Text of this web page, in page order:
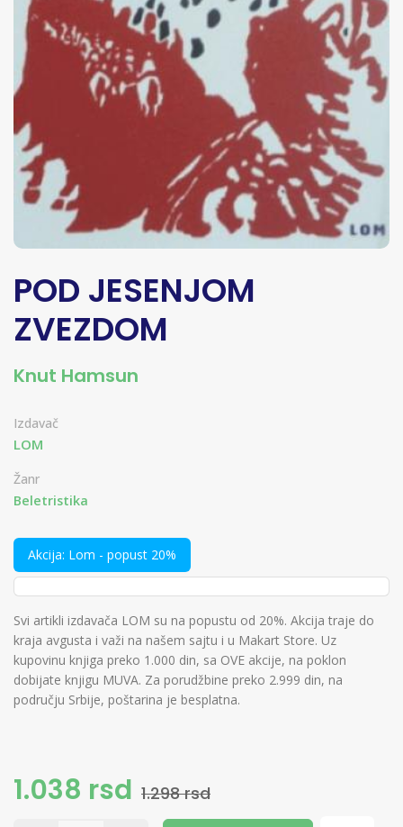
POD JESENJOM
ZVEZDOM
Knut Hamsun
Izdavač
LOM
Žanr
Beletristika
Akcija: Lom - popust 20%
Svi artikli izdavača LOM su na popustu od 20%. Akcija traje do
kraja avgusta i važi na našem sajtu i u Makart Store. Uz
kupovinu knjiga preko 1.000 din, sa OVE akcije, na poklon
dobijate knjigu MUVA. Za porudžbine preko 2.999 din, na
području Srbije, poštarina je besplatna.
1.038 rsd 1.298 rsd